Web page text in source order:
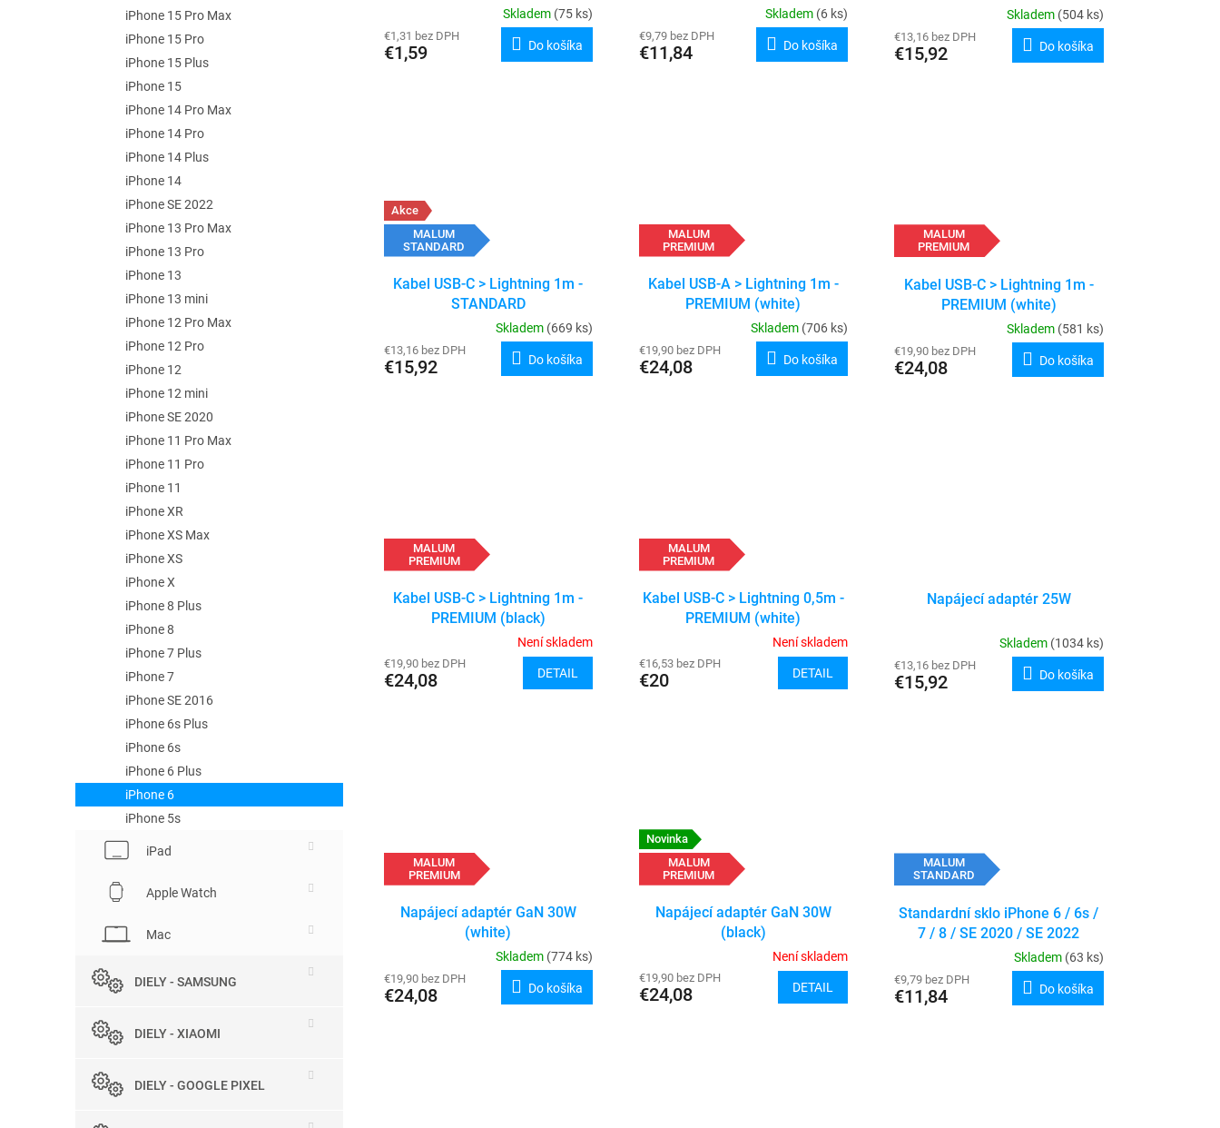
iPhone 15 Pro Max
iPhone 15 Pro
iPhone 15 Plus
iPhone 15
iPhone 14 Pro Max
iPhone 14 Pro
iPhone 14 Plus
iPhone 14
iPhone SE 2022
iPhone 13 Pro Max
iPhone 13 Pro
iPhone 13
iPhone 13 mini
iPhone 12 Pro Max
iPhone 12 Pro
iPhone 12
iPhone 12 mini
iPhone SE 2020
iPhone 11 Pro Max
iPhone 11 Pro
iPhone 11
iPhone XR
iPhone XS Max
iPhone XS
iPhone X
iPhone 8 Plus
iPhone 8
iPhone 7 Plus
iPhone 7
iPhone SE 2016
iPhone 6s Plus
iPhone 6s
iPhone 6 Plus
iPhone 6
iPhone 5s
iPad
Apple Watch
Mac
DIELY - SAMSUNG
DIELY - XIAOMI
DIELY - GOOGLE PIXEL
Skladem (75 ks)
€1,31 bez DPH
€1,59 Do košíka
Skladem (6 ks)
€9,79 bez DPH
€11,84 Do košíka
Skladem (504 ks)
€13,16 bez DPH
€15,92 Do košíka
Akce
MALUM
STANDARD
Kabel USB-C > Lightning 1m -
STANDARD
Skladem (669 ks)
€13,16 bez DPH
€15,92 Do košíka
MALUM
PREMIUM
Kabel USB-A > Lightning 1m -
PREMIUM (white)
Skladem (706 ks)
€19,90 bez DPH
€24,08 Do košíka
MALUM
PREMIUM
Kabel USB-C > Lightning 1m -
PREMIUM (white)
Skladem (581 ks)
€19,90 bez DPH
€24,08 Do košíka
MALUM
PREMIUM
Kabel USB-C > Lightning 1m -
PREMIUM (black)
Není skladem
€19,90 bez DPH
€24,08 DETAIL
MALUM
PREMIUM
Kabel USB-C > Lightning 0,5m -
PREMIUM (white)
Není skladem
€16,53 bez DPH
€20 DETAIL
Napájecí adaptér 25W
Skladem (1034 ks)
€13,16 bez DPH
€15,92 Do košíka
MALUM
PREMIUM
Napájecí adaptér GaN 30W
(white)
Skladem (774 ks)
€19,90 bez DPH
€24,08 Do košíka
Novinka
MALUM
PREMIUM
Napájecí adaptér GaN 30W
(black)
Není skladem
€19,90 bez DPH
€24,08 DETAIL
MALUM
STANDARD
Standardní sklo iPhone 6 / 6s /
7 / 8 / SE 2020 / SE 2022
Skladem (63 ks)
€9,79 bez DPH
€11,84 Do košíka